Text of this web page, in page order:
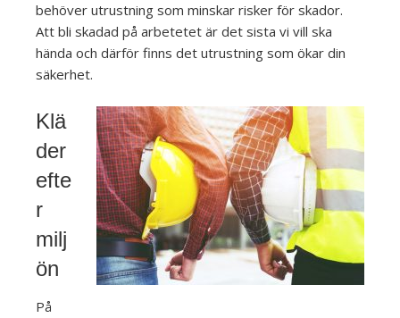
behöver utrustning som minskar risker för skador.
Att bli skadad på arbetetet är det sista vi vill ska
hända och därför finns det utrustning som ökar din
säkerhet.
Klä
der
efte
r
milj
ön
På